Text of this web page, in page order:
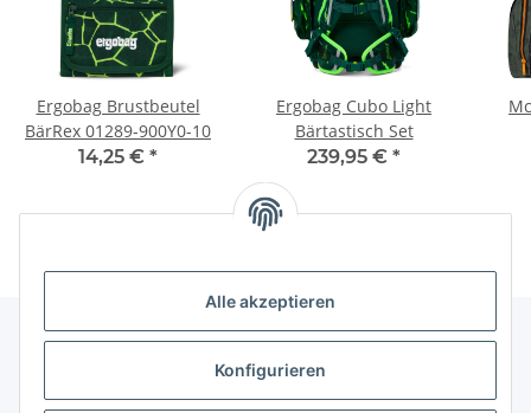
Alle akzeptieren
Konfigurieren
Ergobag Brustbeutel
BärRex 01289-900Y0-10
14,25 € *
Ergobag Cubo Light
Bärtastisch Set
239,95 € *